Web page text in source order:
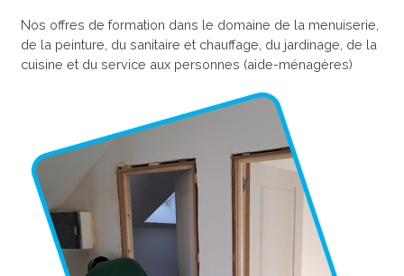
Nos offres de formation dans le domaine de la menuiserie,
de la peinture, du sanitaire et chauffage, du jardinage, de la
cuisine et du service aux personnes (aide-ménagères)